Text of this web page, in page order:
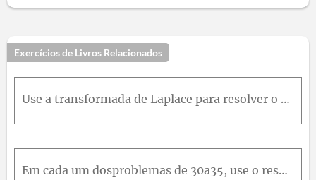
Exercícios de Livros Relacionados
Use a transformada de Laplace para resolver o problema de valor inicial dado.y'' - 2y' + 2y = e^(-t); y(0) = 0 e y'(0) = 1
Em cada um dosproblemas de 30a35, use o resultado doProblema 29para encontrar a transformada de Laplace da função dada;a eb são números reais en é um inteiro positivo.f(t) = t^n * e^at